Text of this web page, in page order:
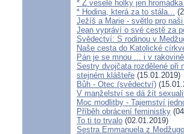
* Z veselé holky jen
* Hodina, která za to stála...
Ježíš a Marie - světlo pro
Jean vypráví o své cestě za
Svědectví: S rodinou v
Naše cesta do Katolické
Pán je se mnou ... i v
Sestry dvojčata rozdělené při
stejném klášteře (15.01.2019)
Bůh - Otec (svědectví)
V manželství se dá žít
Moc modlitby - Tajemství
Příběh obrácení feministky
To ti to trvalo (02.01.2019)
Sestra Emmanuela z